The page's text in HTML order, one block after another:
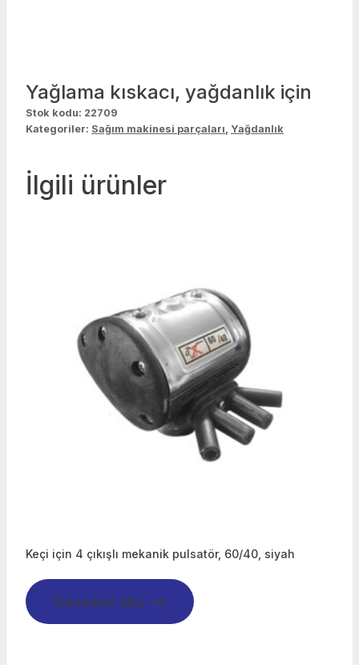
Yağlama kıskacı, yağdanlık için
Stok kodu: 22709
Kategoriler: Sağım makinesi parçaları, Yağdanlık
İlgili ürünler
Keçi için 4 çıkışlı mekanik pulsatör, 60/40, siyah
Devamını oku